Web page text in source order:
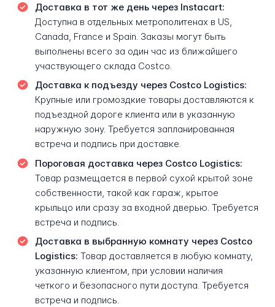
Доставка в тот же день через Instacart:
Доступна в отдельных метрополитенах в US,
Canada, France и Spain. Заказы могут быть
выполнены всего за один час из ближайшего
участвующего склада Costco.
Доставка к подъезду через Costco Logistics:
Крупные или громоздкие товары доставляются к
подъездной дороге клиента или в указанную
наружную зону. Требуется запланированная
встреча и подпись при доставке.
Пороговая доставка через Costco Logistics:
Товар размещается в первой сухой крытой зоне
собственности, такой как гараж, крытое
крыльцо или сразу за входной дверью. Требуется
встреча и подпись.
Доставка в выбранную комнату через Costco
Logistics: Товар доставляется в любую комнату,
указанную клиентом, при условии наличия
четкого и безопасного пути доступа. Требуется
встреча и подпись.